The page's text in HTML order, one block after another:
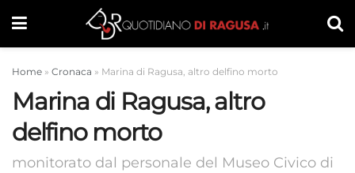
Home » Cronaca » Marina di Ragusa, altro delfino morto
Marina di Ragusa, altro
delfino morto
monitorato dal personale del Museo Civico di